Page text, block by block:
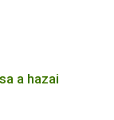
a hazai